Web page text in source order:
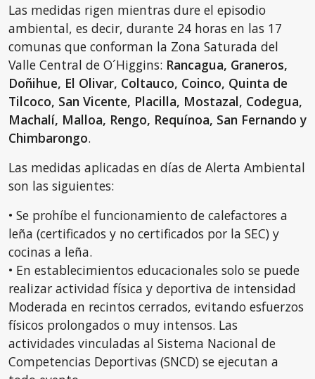
Las medidas rigen mientras dure el episodio
ambiental, es decir, durante 24 horas en las 17
comunas que conforman la Zona Saturada del
Valle Central de O´Higgins: Rancagua, Graneros,
Doñihue, El Olivar, Coltauco, Coinco, Quinta de
Tilcoco, San Vicente, Placilla, Mostazal, Codegua,
Machalí, Malloa, Rengo, Requínoa, San Fernando y
Chimbarongo.
Las medidas aplicadas en días de Alerta Ambiental
son las siguientes:
• Se prohíbe el funcionamiento de calefactores a
leña (certificados y no certificados por la SEC) y
cocinas a leña.
• En establecimientos educacionales solo se puede
realizar actividad física y deportiva de intensidad
Moderada en recintos cerrados, evitando esfuerzos
físicos prolongados o muy intensos. Las
actividades vinculadas al Sistema Nacional de
Competencias Deportivas (SNCD) se ejecutan a